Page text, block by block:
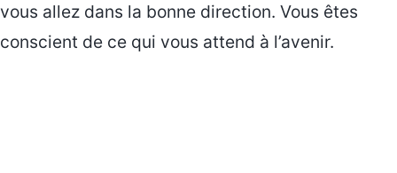
vous allez dans la bonne direction. Vous êtes
conscient de ce qui vous attend à l’avenir.